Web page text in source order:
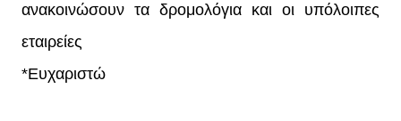
ανακοινώσουν τα δρομολόγια και οι υπόλοιπες
εταιρείες
*Ευχαριστώ